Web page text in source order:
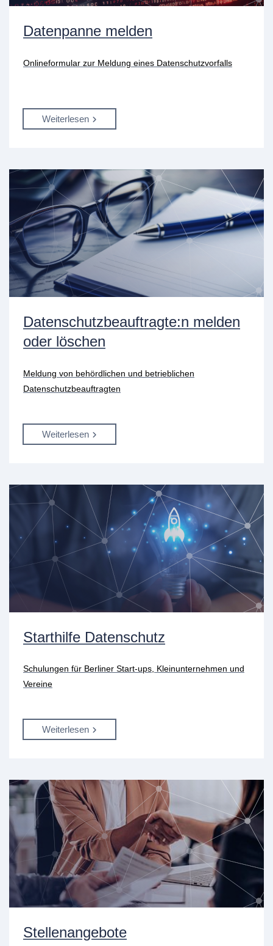
Datenpanne melden
Onlineformular zur Meldung eines Datenschutzvorfalls
Weiterlesen
Datenschutzbeauftragte:n melden
oder löschen
Meldung von behördlichen und betrieblichen
Datenschutzbeauftragten
Weiterlesen
Starthilfe Datenschutz
Schulungen für Berliner Start-ups, Kleinunternehmen und
Vereine
Weiterlesen
Stellenangebote